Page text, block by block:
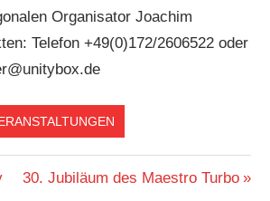
Organisator Joachim
Telefon +49(0)172/2606522 oder
Nächster
30. Jubiläum des Maestro Turbo